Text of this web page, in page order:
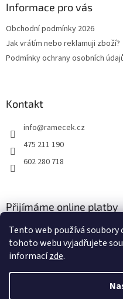
Tento web používá
tohoto webu vyjadřujete
informacízde.
Informace pro vás
Obchodní podmínky 2026
Jak vrátím nebo reklamuji zboží?
Podmínky ochrany osobních
Kontakt
info@ramecek.cz
475 211 190
602 280 718
Přijímáme online platby